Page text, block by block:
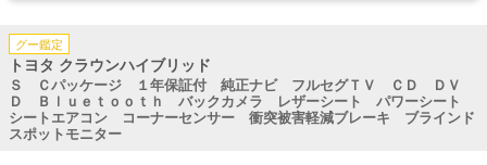
グー鑑定
トヨタ クラウンハイブリッド
Ｓ Ｃパッケージ １年保証付 純正ナビ フルセグＴＶ ＣＤ ＤＶ
Ｄ Ｂｌｕｅｔｏｏｔｈ バックカメラ レザーシート パワーシート
シートエアコン コーナーセンサー 衝突被害軽減ブレーキ ブラインド
スポットモニター